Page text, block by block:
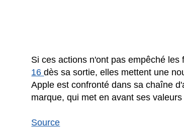
Si ces actions n'ont pas empêché
16dès sa sortie, elles mettent une
Apple est confronté dans sa chaîne
marque, qui met en avant ses
Source